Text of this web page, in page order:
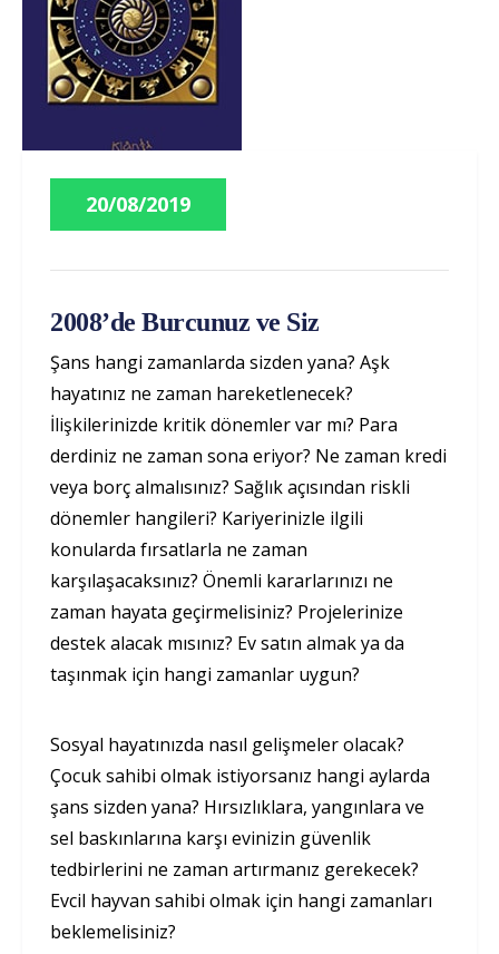
20/08/2019
2008’de Burcunuz ve Siz
Şans hangi zamanlarda sizden yana? Aşk
hayatınız ne zaman hareketlenecek?
İlişkilerinizde kritik dönemler var mı? Para
derdiniz ne zaman sona eriyor? Ne zaman kredi
veya borç almalısınız? Sağlık açısından riskli
dönemler hangileri? Kariyerinizle ilgili
konularda fırsatlarla ne zaman
karşılaşacaksınız? Önemli kararlarınızı ne
zaman hayata geçirmelisiniz? Projelerinize
destek alacak mısınız? Ev satın almak ya da
taşınmak için hangi zamanlar uygun?
Sosyal hayatınızda nasıl gelişmeler olacak?
Çocuk sahibi olmak istiyorsanız hangi aylarda
şans sizden yana? Hırsızlıklara, yangınlara ve
sel baskınlarına karşı evinizin güvenlik
tedbirlerini ne zaman artırmanız gerekecek?
Evcil hayvan sahibi olmak için hangi zamanları
beklemelisiniz?